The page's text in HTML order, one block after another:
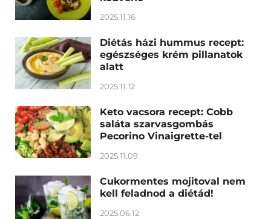
2025.11.16
Diétás házi hummus recept:
egészséges krém pillanatok
alatt
2025.11.12
Keto vacsora recept: Cobb
saláta szarvasgombás
Pecorino Vinaigrette-tel
2025.11.09
Cukormentes mojitoval nem
kell feladnod a diétád!
2025.06.12